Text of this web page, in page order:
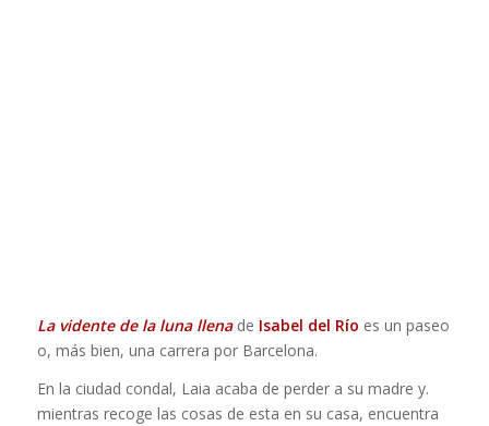
La vidente de la luna llenade Isabel del Río es un paseo
o, más bien, una carrera por Barcelona.
En la ciudad condal, Laia acaba de perder a su madre y.
mientras recoge las cosas de esta en su casa, encuentra